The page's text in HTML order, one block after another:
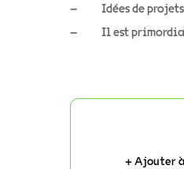
– Idées de projets
– Il est primordial
+ Ajouter